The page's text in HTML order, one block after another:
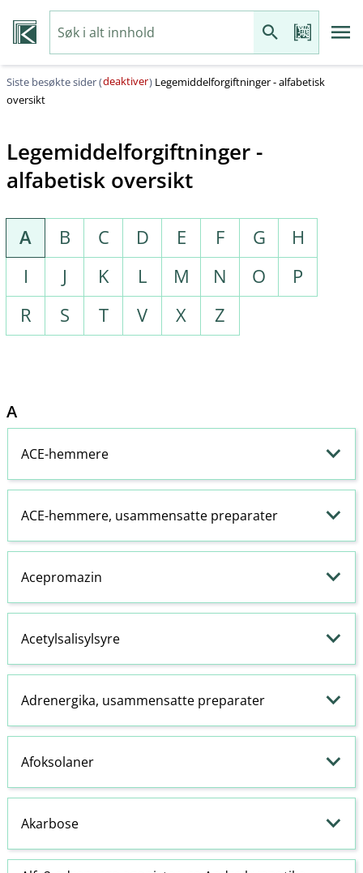
Siste besøkte sider (deaktiver) Legemiddelforgiftninger - alfabetisk
oversikt
Legemiddelforgiftninger -
alfabetisk oversikt
A B C D E F G
H
I
J K L M N O
P
R
S T V X Z
A
ACE-hemmere
ACE-hemmere, usammensatte preparater
Acepromazin
Acetylsalisylsyre
Adrenergika, usammensatte preparater
Afoksolaner
Akarbose